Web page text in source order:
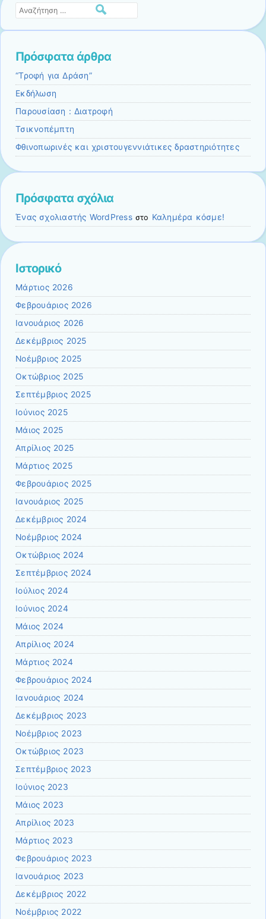
Αναζήτηση
Πρόσφατα άρθρα
“Τροφή για Δράση”
Εκδήλωση
Παρουσίαση : Διατροφή
Τσικνοπέμπτη
Φθινοπωρινές και χριστουγεννιάτικες δραστηριότητες
Πρόσφατα σχόλια
Ένας σχολιαστής WordPressστο Καλημέρα κόσμε!
Ιστορικό
Μάρτιος 2026
Φεβρουάριος 2026
Ιανουάριος 2026
Δεκέμβριος 2025
Νοέμβριος 2025
Οκτώβριος 2025
Σεπτέμβριος 2025
Ιούνιος 2025
Μάιος 2025
Απρίλιος 2025
Μάρτιος 2025
Φεβρουάριος 2025
Ιανουάριος 2025
Δεκέμβριος 2024
Νοέμβριος 2024
Οκτώβριος 2024
Σεπτέμβριος 2024
Ιούλιος 2024
Ιούνιος 2024
Μάιος 2024
Απρίλιος 2024
Μάρτιος 2024
Φεβρουάριος 2024
Ιανουάριος 2024
Δεκέμβριος 2023
Νοέμβριος 2023
Οκτώβριος 2023
Σεπτέμβριος 2023
Ιούνιος 2023
Μάιος 2023
Απρίλιος 2023
Μάρτιος 2023
Φεβρουάριος 2023
Ιανουάριος 2023
Δεκέμβριος 2022
Νοέμβριος 2022